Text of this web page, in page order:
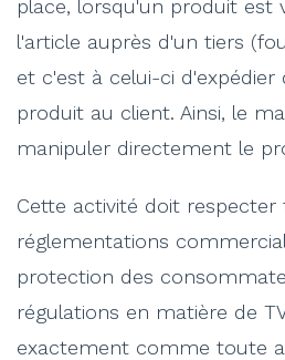
place, lorsqu'un produit est
l'article auprès d'un tiers
et c'est à celui-ci d'expédier
produit au client. Ainsi, le
manipuler directement le
Cette activité doit respecter
réglementations
protection des
régulations en matière de
exactement comme toute